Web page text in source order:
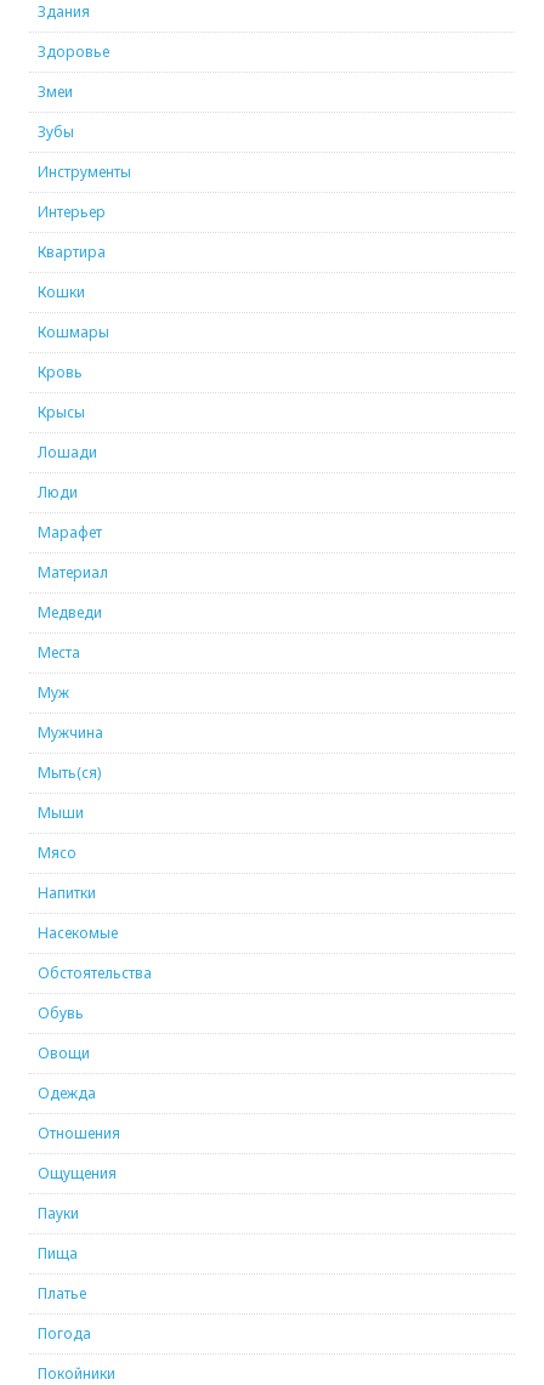
Здания
Здоровье
Змеи
Зубы
Инструменты
Интерьер
Квартира
Кошки
Кошмары
Кровь
Крысы
Лошади
Люди
Марафет
Материал
Медведи
Места
Муж
Мужчина
Мыть(ся)
Мыши
Мясо
Напитки
Насекомые
Обстоятельства
Обувь
Овощи
Одежда
Отношения
Ощущения
Пауки
Пища
Платье
Погода
Покойники